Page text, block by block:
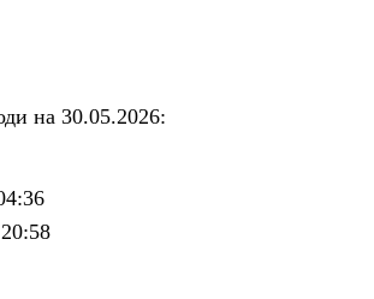
на 30.05.2026: